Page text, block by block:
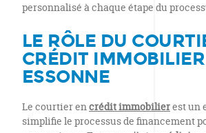
personnalisé à chaque étape du
LE RÔLE DU
CRÉDIT IMMOBILIER
ESSONNE
Le courtier encrédit immobilierest un
simplifie le processus de financement